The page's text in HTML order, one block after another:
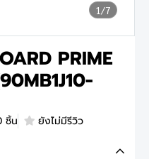
1/7
PRIME
ชิ้น
ยังไม่มีรีวิว